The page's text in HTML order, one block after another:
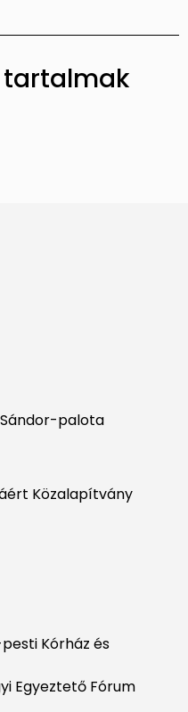
tartalmak
palota
Közalapítvány
Kórház és
Egyeztető Fórum